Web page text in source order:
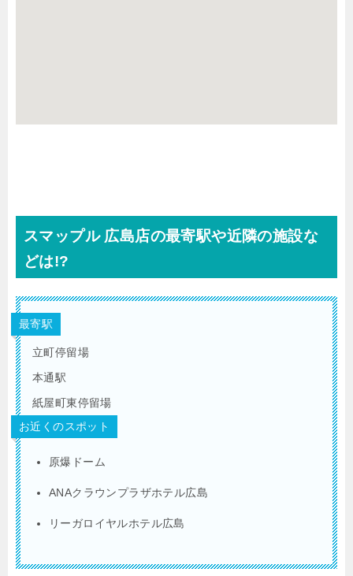
スマップル 広島店の最寄駅や近隣の施設な
どは!?
最寄駅
立町停留場
本通駅
紙屋町東停留場
お近くのスポット
原爆ドーム
ANAクラウンプラザホテル広島
リーガロイヤルホテル広島